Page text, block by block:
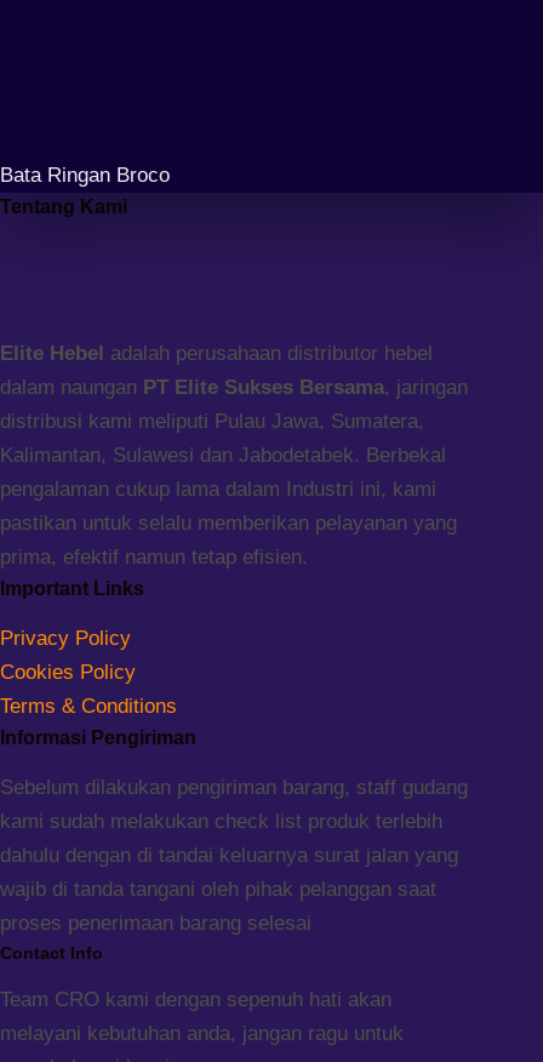
Bata Ringan Broco
Tentang Kami
Elite Hebel adalah perusahaan distributor hebel
dalam naungan PT Elite Sukses Bersama, jaringan
distribusi kami meliputi Pulau Jawa, Sumatera,
Kalimantan, Sulawesi dan Jabodetabek. Berbekal
pengalaman cukup lama dalam Industri ini, kami
pastikan untuk selalu memberikan pelayanan yang
prima, efektif namun tetap efisien.
Important Links
Privacy Policy
Cookies Policy
Terms & Conditions
Informasi Pengiriman
Sebelum dilakukan pengiriman barang, staff gudang
kami sudah melakukan check list produk terlebih
dahulu dengan di tandai keluarnya surat jalan yang
wajib di tanda tangani oleh pihak pelanggan saat
proses penerimaan barang selesai
Contact Info
Team CRO kami dengan sepenuh hati akan
melayani kebutuhan anda, jangan ragu untuk